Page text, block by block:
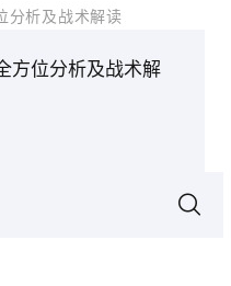
方位分析及战术解